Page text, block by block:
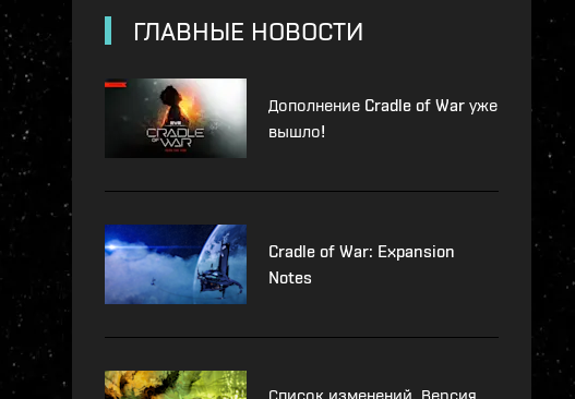
ГЛАВНЫЕ НОВОСТИ
Дополнение Cradle of War уже
вышло!
Cradle of War: Expansion
Notes